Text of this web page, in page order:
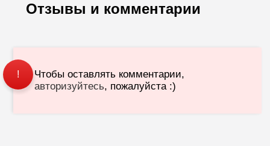
Отзывы и комментарии
!
Чтобы оставлять комментарии,
авторизуйтесь, пожалуйста :)